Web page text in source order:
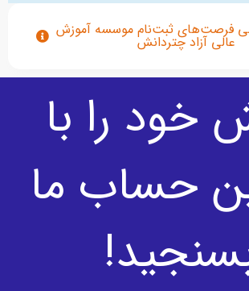
فرصت‌های ثبت‌نام موسسه آموزش
عالی آزاد چتردانش
خود را با
حساب ما